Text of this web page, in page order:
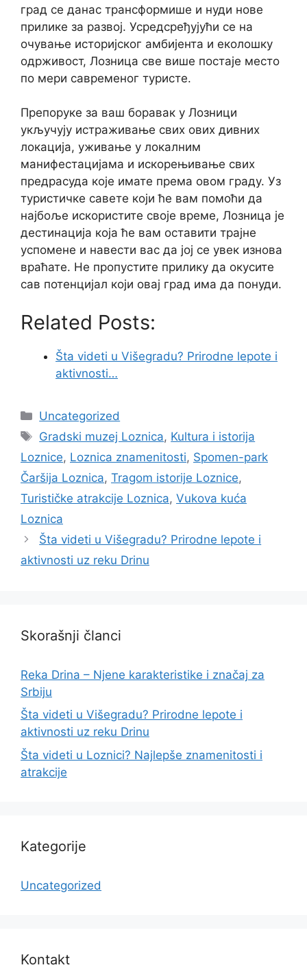
град се данас трансформише и нуди нове
прилике за развој. Усредсређујући се на
очување историјског амбијента и еколошку
одрживост, Лозница све више постаје место
по мери савременог туристе.
Препоруке за ваш боравак у Лозници
укључују истраживање свих ових дивних
локација, уживање у локалним
манифестацијама и искорењивање свих
предрасуда које имате према овом граду. Уз
туристичке савете који ће вам помоћи да
најбоље искористите своје време, Лозница је
дестинација која ће вам оставити трајне
успомене и навести вас да јој се увек изнова
враћате. Не пропустите прилику да окусите
сав потенцијал који овај град има да понуди.
Related Posts:
Šta videti u Višegradu? Prirodne lepote i
aktivnosti…
Categories
Uncategorized
Tags
Gradski muzej Loznica, Kultura i istorija
Loznice, Loznica znamenitosti, Spomen-park
Čaršija Loznica, Tragom istorije Loznice,
Turističke atrakcije Loznica, Vukova kuća
Loznica
Šta videti u Višegradu? Prirodne lepote i
aktivnosti uz reku Drinu
Skorašnji članci
Reka Drina – Njene karakteristike i značaj za
Srbiju
Šta videti u Višegradu? Prirodne lepote i
aktivnosti uz reku Drinu
Šta videti u Loznici? Najlepše znamenitosti i
atrakcije
Kategorije
Uncategorized
Kontakt